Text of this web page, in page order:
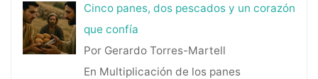
Cinco panes, dos pescados y un corazón
que confía
Por Gerardo Torres-Martell
En Multiplicación de los panes